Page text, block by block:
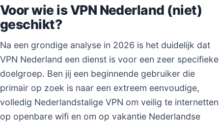
Voor wie is VPN Nederland (niet)
geschikt?
Na een grondige analyse in 2026 is het duidelijk dat
VPN Nederland een dienst is voor een zeer specifieke
doelgroep. Ben jij een beginnende gebruiker die
primair op zoek is naar een extreem eenvoudige,
volledig Nederlandstalige VPN om veilig te internetten
op openbare wifi en om op vakantie Nederlandse